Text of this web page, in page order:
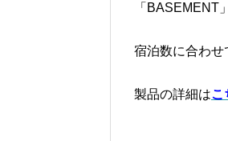
「BASEMENT
宿泊数に合わせ
製品の詳細はこ